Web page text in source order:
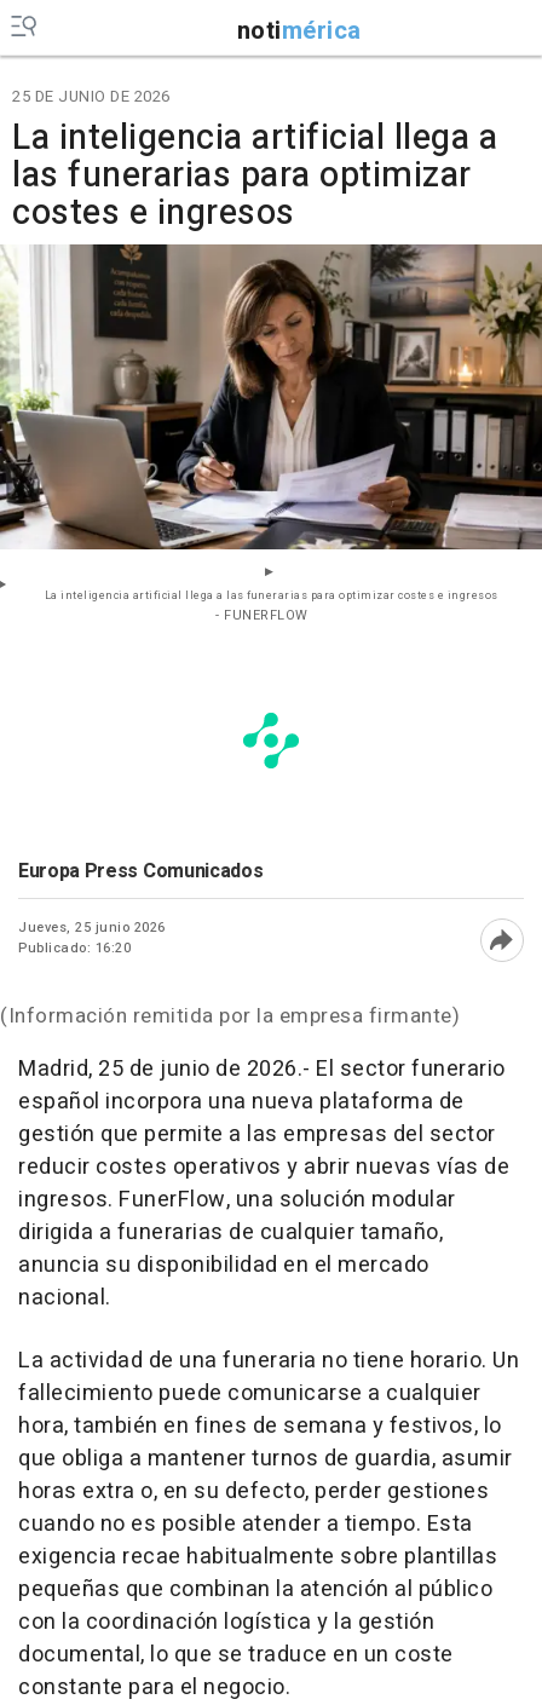
notimérica
25 DE JUNIO DE 2026
La inteligencia artificial llega a
las funerarias para optimizar
costes e ingresos
La inteligencia artificial llega a las funerarias para optimizar costes e ingresos
- FUNERFLOW
Europa Press Comunicados
Jueves, 25 junio 2026
Publicado: 16:20
(Información remitida por la empresa firmante)
Madrid, 25 de junio de 2026.- El sector funerario
español incorpora una nueva plataforma de
gestión que permite a las empresas del sector
reducir costes operativos y abrir nuevas vías de
ingresos. FunerFlow, una solución modular
dirigida a funerarias de cualquier tamaño,
anuncia su disponibilidad en el mercado
nacional.
La actividad de una funeraria no tiene horario. Un
fallecimiento puede comunicarse a cualquier
hora, también en fines de semana y festivos, lo
que obliga a mantener turnos de guardia, asumir
horas extra o, en su defecto, perder gestiones
cuando no es posible atender a tiempo. Esta
exigencia recae habitualmente sobre plantillas
pequeñas que combinan la atención al público
con la coordinación logística y la gestión
documental, lo que se traduce en un coste
constante para el negocio.